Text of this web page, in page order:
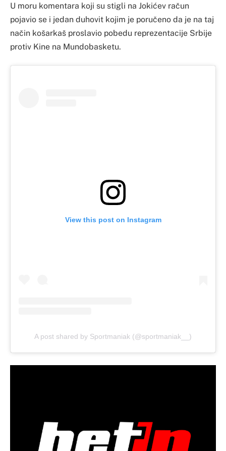
U moru komentara koji su stigli na Jokićev račun
pojavio se i jedan duhovit kojim je poručeno da je na taj
način košarkaš proslavio pobedu reprezentacije Srbije
protiv Kine na Mundobasketu.
View this post on Instagram
A post shared by Sportmaniak (@sportmaniak__)